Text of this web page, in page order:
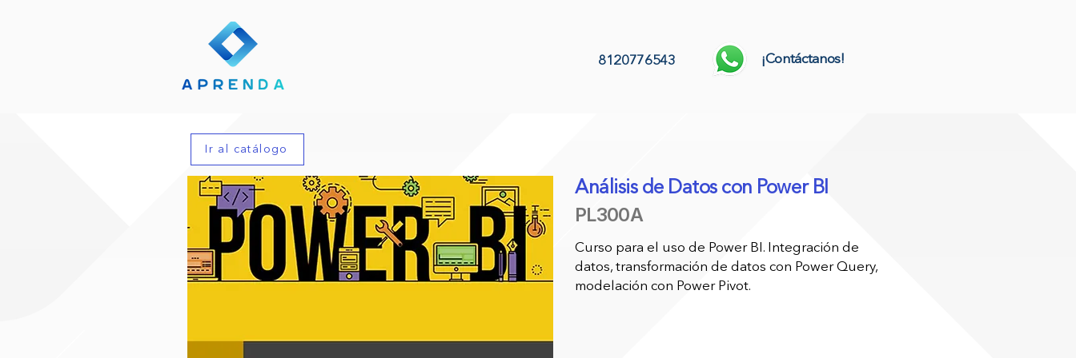
8120776543 ¡Contáctanos!
Ir al catálogo
Análisis de Datos con Power BI
PL300A
Curso para el uso de Power BI. Integración de
datos, transformación de datos con Power Query,
modelación con Power Pivot.